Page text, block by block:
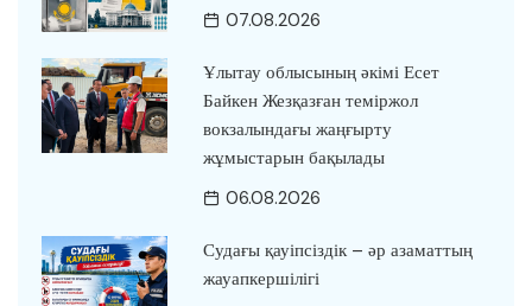
07.08.2026
Ұлытау облысының әкімі Есет
Байкен Жезқазған теміржол
вокзалындағы жаңғырту
жұмыстарын бақылады
06.08.2026
Судағы қауіпсіздік – әр азаматтың
жауапкершілігі